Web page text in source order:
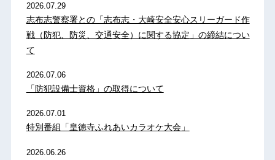
2026.07.29
志布志警察署との「志布志・大崎安全安心スリーガード作
戦（防犯、防災、交通安全）に関する協定」の締結につい
て
2026.07.06
「防犯設備士資格」の取得について
2026.07.01
特別番組「皇徳寺ふれあいカラオケ大会」
2026.06.26